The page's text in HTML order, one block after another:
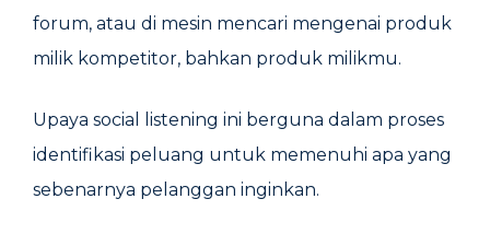
forum, atau di mesin mencari mengenai produk
milik kompetitor, bahkan produk milikmu.
Upaya social listening ini berguna dalam proses
identifikasi peluang untuk memenuhi apa yang
sebenarnya pelanggan inginkan.